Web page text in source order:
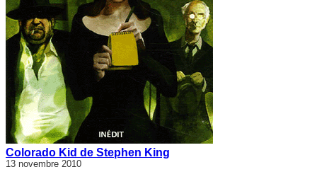
Colorado Kid de Stephen King
13 novembre 2010